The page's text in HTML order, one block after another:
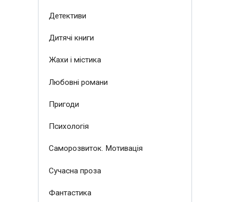
Детективи
Дитячі книги
Жахи і містика
Любовні романи
Пригоди
Психологія
Саморозвиток. Мотивація
Сучасна проза
Фантастика